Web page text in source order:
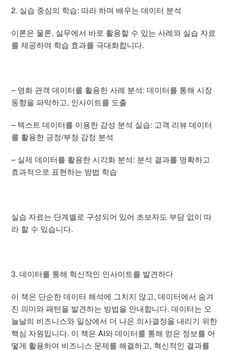
2. 실습 중심의 학습: 따라 하며 배우는 데이터 분석
이론은 물론, 실무에서 바로 활용할 수 있는 사례와 실습 자료
를 제공하여 학습 효과를 극대화합니다.
– 영화 관객 데이터를 활용한 사례 분석: 데이터를 통해 시장
동향을 파악하고, 인사이트를 도출
– 텍스트 데이터를 이용한 감성 분석 실습: 고객 리뷰 데이터
를 활용한 긍정/부정 감정 분석
– 실제 데이터를 활용한 시각화 분석: 분석 결과를 명확하고
효과적으로 표현하는 방법 학습
실습 자료는 단계별로 구성되어 있어 초보자도 부담 없이 따
라 할 수 있습니다.
3. 데이터를 통해 혁신적인 인사이트를 발견하다
이 책은 단순한 데이터 해석에 그치지 않고, 데이터에서 숨겨
진 의미와 패턴을 발견하는 방법을 안내합니다. 데이터는 오
늘날의 비즈니스와 일상에서 더 나은 의사결정을 내리기 위한
핵심 자원입니다. 이 책은 AI와 데이터를 통해 얻은 정보를 어
떻게 활용하여 비즈니스 문제를 해결하고, 혁신적인 결과를